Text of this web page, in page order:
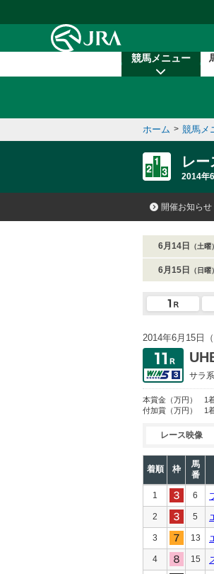
競馬メニュー
ホーム > 競馬メ
レ
2014年
開催お知らせ
6月14日 （土曜）
6月15日 （日曜）
2014年6月15日
サラ
本賞金 （万円） 1
付加賞 （万円） 1
レース映像
着順 枠
馬
番
1 6
2 5
3 13
4 15